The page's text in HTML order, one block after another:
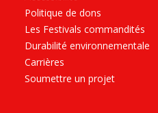
Politique de dons
Les Festivals commandités
Durabilité environnementale
Carrières
Soumettre un projet